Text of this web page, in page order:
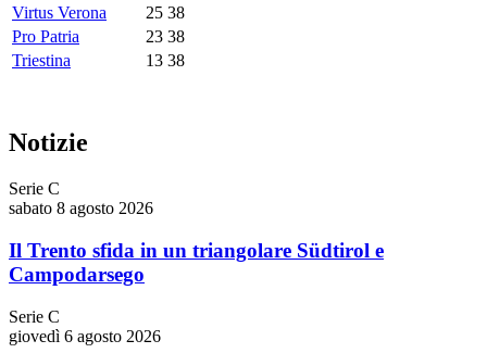
Virtus Verona
25 38
Pro Patria
23 38
Triestina
13 38
Notizie
Serie C
sabato 8 agosto 2026
Il Trento sfida in un triangolare Südtirol e
Campodarsego
Serie C
giovedì 6 agosto 2026